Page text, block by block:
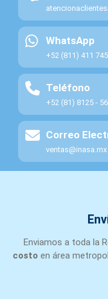
WhatsApp
+52 (811) 411
Teléfono
+52 (81) 8125 -
Correo
ventas@inasa.mx
Enviamos a toda la
costo en área